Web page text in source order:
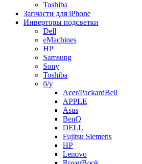
Toshiba
Запчасти для iPhone
Инверторы подсветки
Dell
eMachines
HP
Samsung
Sony
Toshiba
б/у
Acer/PackardBell
APPLE
Asus
BenQ
DELL
Fujitsu Siemens
HP
Lenovo